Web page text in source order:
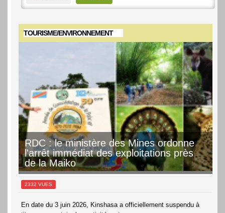
TOURISME/ENVIRONNEMENT
RDC : le ministère des Mines ordonne
l'arrêt immédiat des exploitations près
de la Maiko
2332 VUES
En date du 3 juin 2026, Kinshasa a officiellement suspendu à